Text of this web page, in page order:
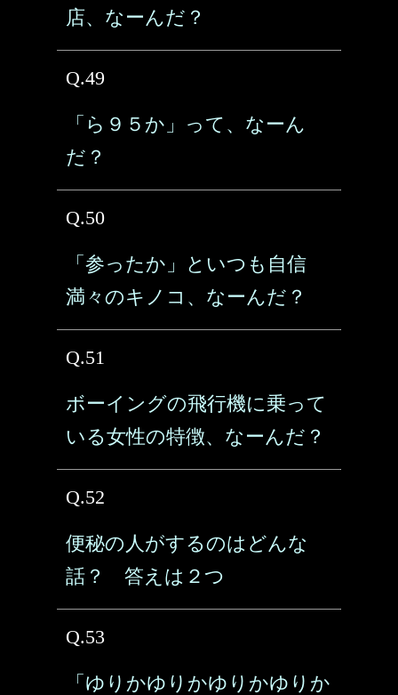
店、なーんだ？
Q.49
「ら９５か」って、なーん
だ？
Q.50
「参ったか」といつも自信
満々のキノコ、なーんだ？
Q.51
ボーイングの飛行機に乗って
いる女性の特徴、なーんだ？
Q.52
便秘の人がするのはどんな
話？ 答えは２つ
Q.53
「ゆりかゆりかゆりかゆりか